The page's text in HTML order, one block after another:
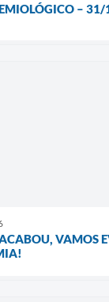
–
VAMOS